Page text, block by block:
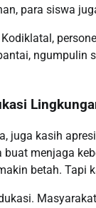
para siswa
juga kasih
menjaga
betah. Tapi